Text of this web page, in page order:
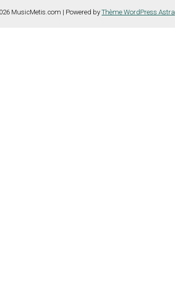
MusicMetis.com | Powered by Thème WordPress Astra